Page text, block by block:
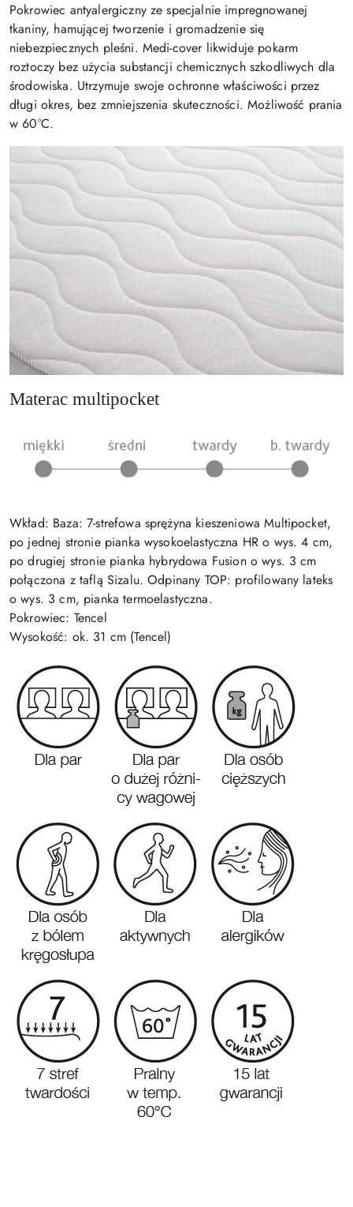
Pokrowiec antyalergiczny ze specjalnie impregnowanej
tkaniny, hamującej tworzenie i gromadzenie się
niebezpiecznych pleśni. Medi-cover likwiduje pokarm
roztoczy bez użycia substancji chemicznych szkodliwych dla
środowiska. Utrzymuje swoje ochronne właściwości przez
długi okres, bez zmniejszenia skuteczności. Możliwość prania
w 60°C.
Materac multipocket
Wkład: Baza: 7-strefowa sprężyna kieszeniowa Multipocket,
po jednej stronie pianka wysokoelastyczna HR o wys. 4 cm,
po drugiej stronie pianka hybrydowa Fusion o wys. 3 cm
połączona z taflą Sizalu. Odpinany TOP: profilowany lateks
o wys. 3 cm, pianka termoelastyczna.
Pokrowiec: Tencel
Wysokość: ok. 31 cm (Tencel)